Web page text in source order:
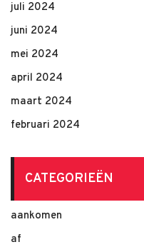
juli 2024
juni 2024
mei 2024
april 2024
maart 2024
februari 2024
CATEGORIEËN
aankomen
af